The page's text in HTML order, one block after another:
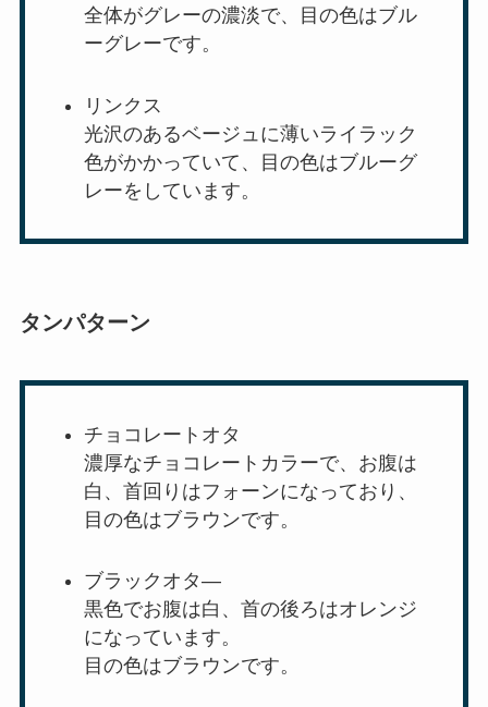
全体がグレーの濃淡で、目の色はブル
ーグレーです。
リンクス
光沢のあるベージュに薄いライラック
色がかかっていて、目の色はブルーグ
レーをしています。
タンパターン
チョコレートオタ
濃厚なチョコレートカラーで、お腹は
白、首回りはフォーンになっており、
目の色はブラウンです。
ブラックオタ―
黒色でお腹は白、首の後ろはオレンジ
になっています。
目の色はブラウンです。